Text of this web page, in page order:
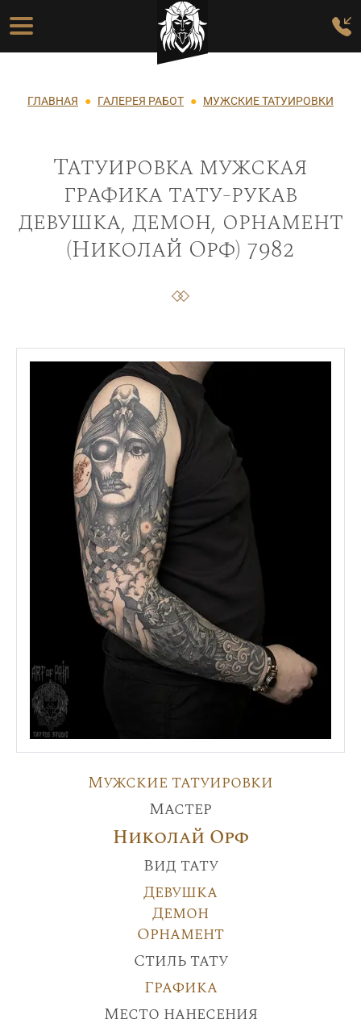
Перейти к основному содержанию
Основная навигация
Строка навигации
ГЛАВНАЯ ГАЛЕРЕЯ РАБОТ МУЖСКИЕ ТАТУИРОВКИ
Татуировка мужская
графика тату-рукав
девушка, демон, орнамент
(Николай Орф) 7982
Мужские татуировки
Мастер
Николай Орф
Вид тату
Девушка
Демон
Орнамент
Стиль тату
Графика
Место нанесения